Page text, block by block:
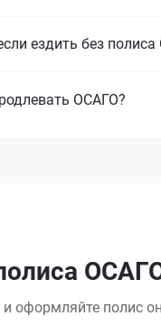
ездить без
ОСАГО?
оформляйте полис